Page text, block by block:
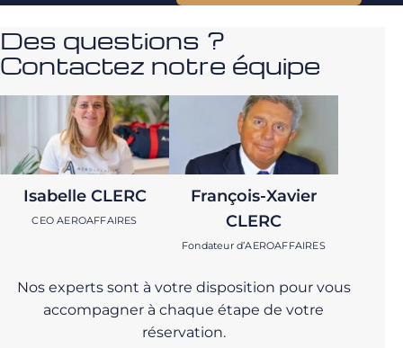
Des questions ?
Contactez notre équipe
Isabelle CLERC
CEO AEROAFFAIRES
François-Xavier
CLERC
Fondateur d’AEROAFFAIRES
Nos experts sont à votre disposition pour vous
accompagner à chaque étape de votre
réservation.